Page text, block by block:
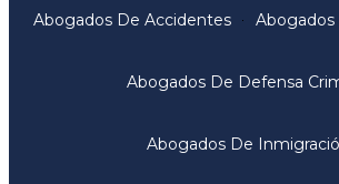
Abogados De Accidentes Abogados
Abogados De Defensa
Abogados De